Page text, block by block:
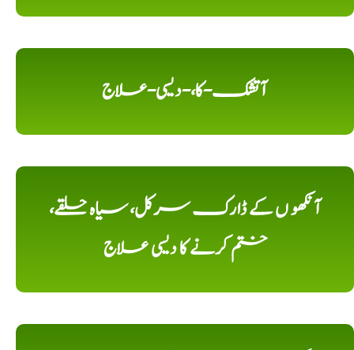
آتشک-کا،-دیسی-علاج
آنکھو ں کے ڈارک سرکل، سیاہ حلقے،
ختم کرنے کا دیسی علاج